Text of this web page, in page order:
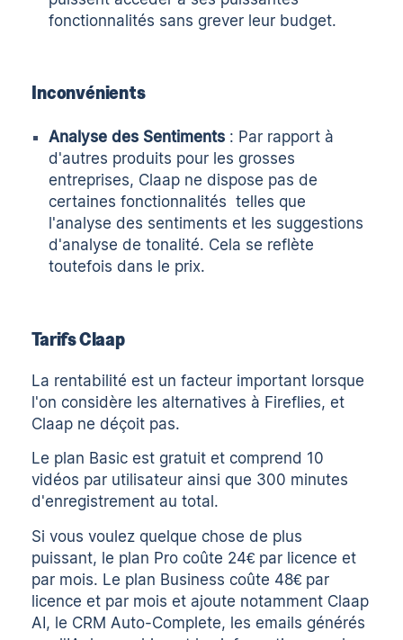
fonctionnalités sans grever leur budget.
Inconvénients
Analyse des Sentiments : Par rapport à
d'autres produits pour les grosses
entreprises, Claap ne dispose pas de
certaines fonctionnalités telles que
l'analyse des sentiments et les suggestions
d'analyse de tonalité. Cela se reflète
toutefois dans le prix.
Tarifs Claap
La rentabilité est un facteur important lorsque
l'on considère les alternatives à Fireflies, et
Claap ne déçoit pas.
Le plan Basic est gratuit et comprend 10
vidéos par utilisateur ainsi que 300 minutes
d'enregistrement au total.
Si vous voulez quelque chose de plus
puissant, le plan Pro coûte 24€ par licence et
par mois. Le plan Business coûte 48€ par
licence et par mois et ajoute notamment Claap
AI, le CRM Auto-Complete, les emails générés